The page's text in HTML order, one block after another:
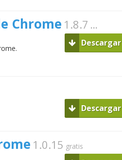
Chrome 1.8.7 gratis
Descargar
Descargar
1.0.15 gratis